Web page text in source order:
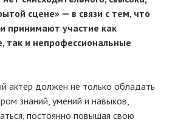
сцене» — в связи с тем, что
принимают участие как
так и непрофессиональные
актер должен не только обладать
знаний, умений и навыков,
постоянно повышая свою